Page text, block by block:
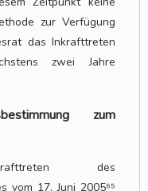
zur Verfügung
das Inkrafttreten
zwei Jahre
zum
des
vom 17. Juni 2005⁶⁵